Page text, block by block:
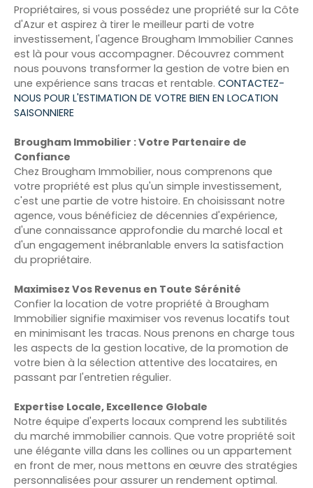
Propriétaires, si vous possédez une propriété sur la Côte
d'Azur et aspirez à tirer le meilleur parti de votre
investissement, l'agence Brougham Immobilier Cannes
est là pour vous accompagner. Découvrez comment
nous pouvons transformer la gestion de votre bien en
une expérience sans tracas et rentable. CONTACTEZ-
NOUS POUR L'ESTIMATION DE VOTRE BIEN EN LOCATION
SAISONNIERE
Brougham Immobilier : Votre Partenaire de
Confiance
Chez Brougham Immobilier, nous comprenons que
votre propriété est plus qu'un simple investissement,
c'est une partie de votre histoire. En choisissant notre
agence, vous bénéficiez de décennies d'expérience,
d'une connaissance approfondie du marché local et
d'un engagement inébranlable envers la satisfaction
du propriétaire.
Maximisez Vos Revenus en Toute Sérénité
Confier la location de votre propriété à Brougham
Immobilier signifie maximiser vos revenus locatifs tout
en minimisant les tracas. Nous prenons en charge tous
les aspects de la gestion locative, de la promotion de
votre bien à la sélection attentive des locataires, en
passant par l'entretien régulier.
Expertise Locale, Excellence Globale
Notre équipe d'experts locaux comprend les subtilités
du marché immobilier cannois. Que votre propriété soit
une élégante villa dans les collines ou un appartement
en front de mer, nous mettons en œuvre des stratégies
personnalisées pour assurer un rendement optimal.